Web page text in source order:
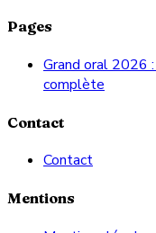
Pages
Grand oral 2026
complète
Contact
Contact
Mentions